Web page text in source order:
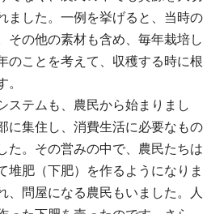
ました。一例を挙げると、当時の
その他の素材も含め、毎年栽培し
のことを考えて、収穫する時に根
。
テムも、農民から始まりまし
に集住し、消費生活に必要なもの
た。その営みの中で、農民たちは
堆肥（下肥）を作るようになりま
、問屋になる農民もいました。人